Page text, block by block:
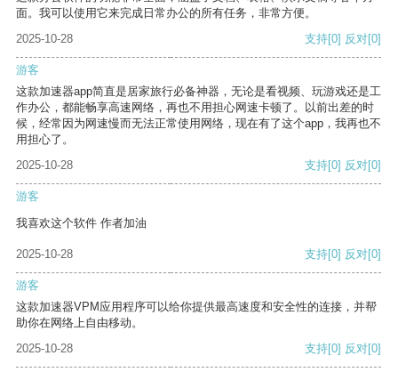
面。我可以使用它来完成日常办公的所有任务，非常方便。
2025-10-28
支持[0] 反对[0]
游客
这款加速器app简直是居家旅行必备神器，无论是看视频、玩游戏还是工
作办公，都能畅享高速网络，再也不用担心网速卡顿了。以前出差的时
候，经常因为网速慢而无法正常使用网络，现在有了这个app，我再也不
用担心了。
2025-10-28
支持[0] 反对[0]
游客
我喜欢这个软件 作者加油
2025-10-28 支持[0] 反对[0]
游客
这款加速器VPM应用程序可以给你提供最高速度和安全性的连接，并帮
助你在网络上自由移动。
2025-10-28
支持[0] 反对[0]